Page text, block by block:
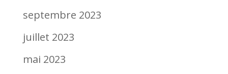
septembre 2023
juillet 2023
mai 2023